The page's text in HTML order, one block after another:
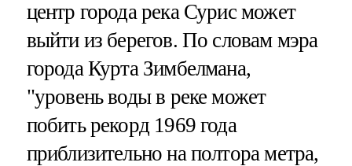
центр города река Сурис может
выйти из берегов. По словам мэра
города Курта Зимбелмана,
"уровень воды в реке может
побить рекорд 1969 года
приблизительно на полтора метра,